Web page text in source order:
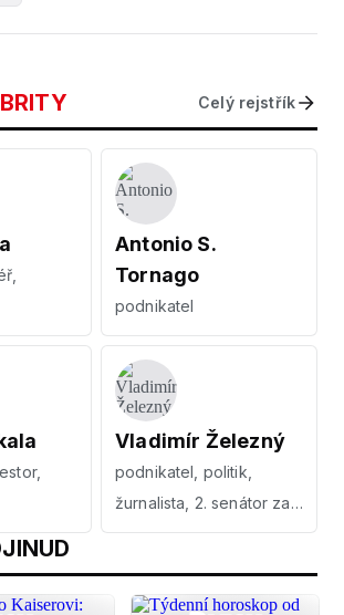
Celý rejstřík
Antonio S.
Tornago
podnikatel
Vladimír Železný
podnikatel, politik,
žurnalista, 2. senátor za
Znojmo